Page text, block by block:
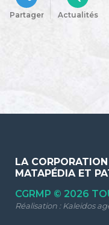
Partager Actualités
LA
MATAPÉDIA ET
CGRMP © 2026
Réalisation : Kaleidos